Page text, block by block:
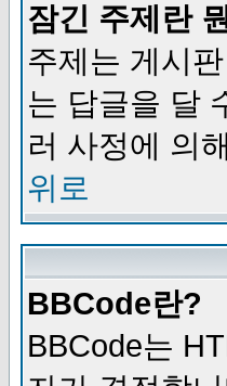
잠긴 주제란
주제는 게시
는 답글을 달
러 사정에 의
위로
BBCode란?
BBCode는